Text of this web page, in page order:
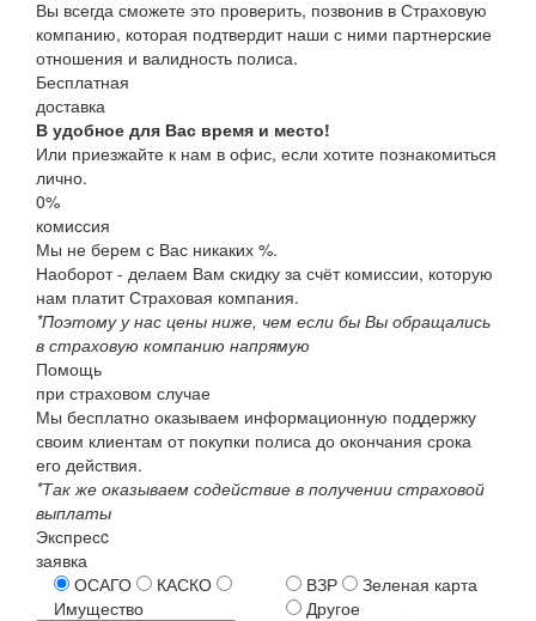
Вы всегда сможете это проверить, позвонив в Страховую
компанию, которая подтвердит наши с ними партнерские
отношения и валидность полиса.
Бесплатная
доставка
В удобное для Вас время и место!
Или приезжайте к нам в офис, если хотите познакомиться
лично.
0%
комиссия
Мы не берем с Вас никаких %.
Наоборот - делаем Вам скидку за счёт комиссии, которую
нам платит Страховая компания.
*Поэтому у нас цены ниже, чем если бы Вы обращались
в страховую компанию напрямую
Помощь
при страховом случае
Мы бесплатно оказываем информационную поддержку
своим клиентам от покупки полиса до окончания срока
его действия.
*Так же оказываем содействие в получении страховой
выплаты
Экспресc
заявка
ОСАГО
КАСКО
Имущество
ВЗР
Зеленая карта
Другое